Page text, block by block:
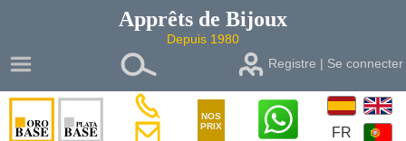
Apprêts de Bijoux
Depuis 1980
Registre | Se connecter
NOS
PRIX
FR